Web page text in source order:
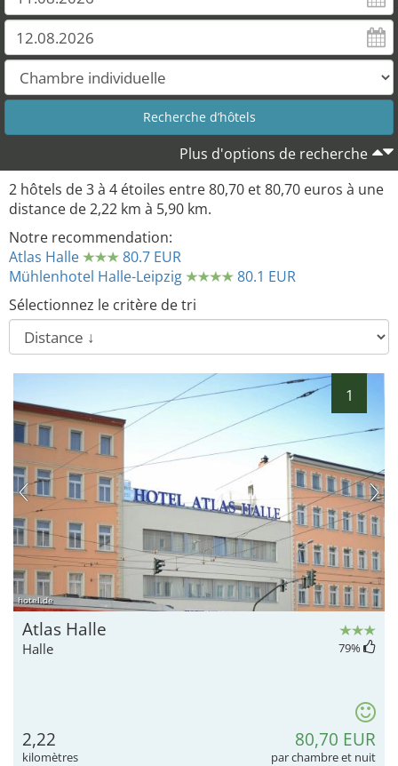
Plus d'options de recherche
2 hôtels de3à 4 étoiles entre80,70 et80,70 euros à une
distance de2,22 km à 5,90 km.
Notre recommendation:
Atlas Halle
80.7 EUR
Mühlenhotel Halle-Leipzig
80.1 EUR
Sélectionnez le critère de tri
1
hotel.de
Atlas Halle
Halle 79%
2,22
kilomètres
80,70 EUR
par chambre et nuit